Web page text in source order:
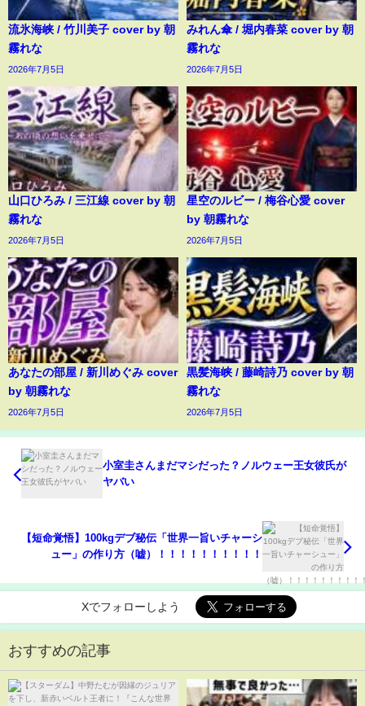
流氷海峡 / 竹川美子 cover by 朝
霧れな
2026年7月5日
みれん傘 / 堀内春菜 cover by 朝
霧れな
2026年7月5日
山口ひろみ / 三江線 cover by 朝
霧れな
2026年7月5日
星空のルビー / 梅谷心愛 cover
by 朝霧れな
2026年7月5日
あなたの部屋 / 新川めぐみ cover
by 朝霧れな
2026年7月5日
黒髪海峡 / 藤崎詩乃 cover by 朝
霧れな
2026年7月5日
小室圭さんまだマシだった？ノルウェー王女彼氏が
ヤバい
【短命覚悟】100kgデブ秘伝「世界一旨いチャーシ
ュー」の作り方（嘘）！！！！！！！！！！
Xでフォローしよう
おすすめの記事